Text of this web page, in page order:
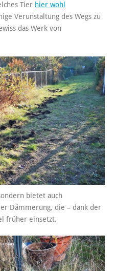
Tier hier wohl
Verunstaltung des Wegs zu
das Werk von
bietet auch
Dämmerung, die – dank der
früher einsetzt.